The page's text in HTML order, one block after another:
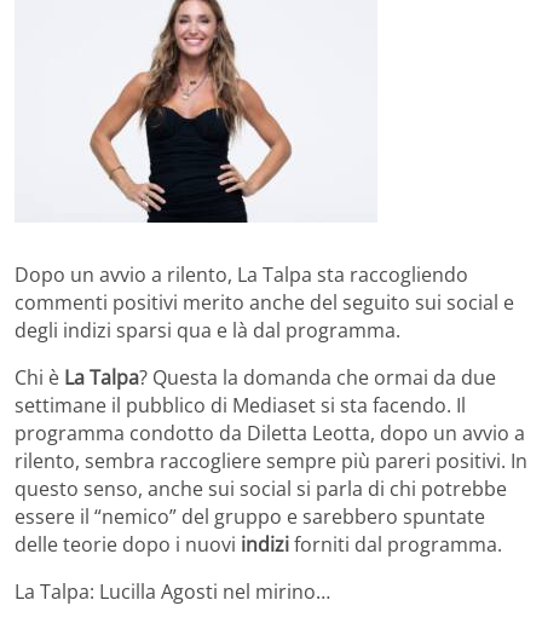
Dopo un avvio a rilento, La Talpa sta raccogliendo
commenti positivi merito anche del seguito sui social e
degli indizi sparsi qua e là dal programma.
Chi è La Talpa? Questa la domanda che ormai da due
settimane il pubblico di Mediaset si sta facendo. Il
programma condotto da Diletta Leotta, dopo un avvio a
rilento, sembra raccogliere sempre più pareri positivi. In
questo senso, anche sui social si parla di chi potrebbe
essere il “nemico” del gruppo e sarebbero spuntate
delle teorie dopo i nuovi indiziforniti dal programma.
La Talpa: Lucilla Agosti nel mirino…